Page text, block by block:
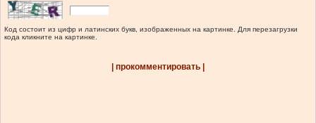
Код состоит из цифр и латинских букв, изображенных на картинке. Для перезагрузки
кода кликните на картинке.
| прокомментировать |